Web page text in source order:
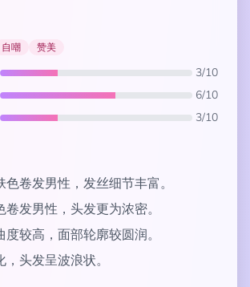
自嘲 赞美
3/10
6/10
3/10
色卷发男性，发丝细节丰富。
卷发男性，头发更为浓密。
度较高，面部轮廓较圆润。
，头发呈波浪状。